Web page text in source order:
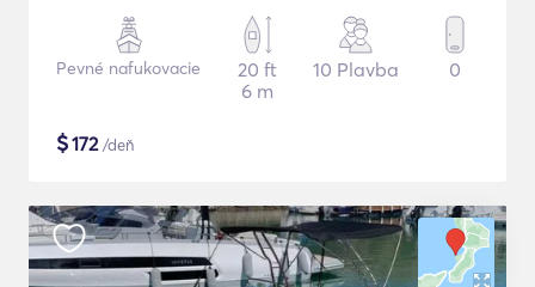
Pevné nafukovacie
20 ft
6 m
10 Plavba 0
$172/deň